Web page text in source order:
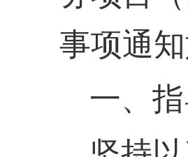
事项通知
一、